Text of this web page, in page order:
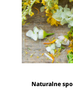
Naturalne